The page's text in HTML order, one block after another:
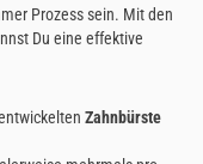
Prozess sein. Mit den
Du eine effektive
Zahnbürste